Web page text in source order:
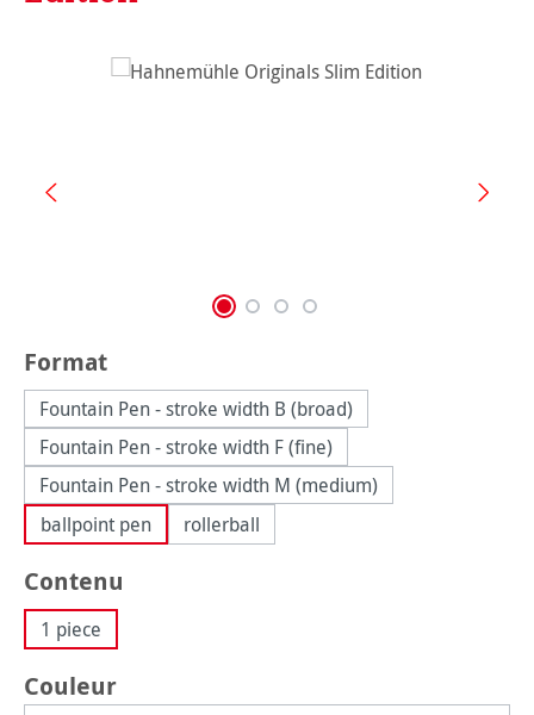
Ignorer la galerie d'images
Sélectionnez
Format
Fountain Pen - stroke width B (broad)
Fountain Pen - stroke width F (fine)
Fountain Pen - stroke width M (medium)
ballpoint pen
rollerball
Sélectionnez
Contenu
1 piece
Sélectionnez
Couleur